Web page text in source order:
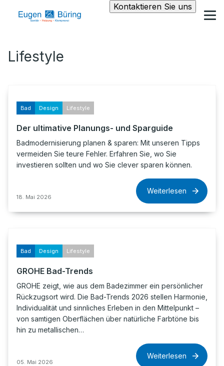
Kontaktieren Sie uns
Lifestyle
Bad Design Lifestyle
Der ultimative Planungs- und Sparguide
Badmodernisierung planen & sparen: Mit unseren Tipps
vermeiden Sie teure Fehler. Erfahren Sie, wo Sie
investieren sollten und wo Sie clever sparen können.
18. Mai 2026
Weiterlesen
Bad Design Lifestyle
GROHE Bad-Trends
GROHE zeigt, wie aus dem Badezimmer ein persönlicher
Rückzugsort wird. Die Bad-Trends 2026 stellen Harmonie,
Individualität und sinnliches Erleben in den Mittelpunkt –
von samtigen Oberflächen über natürliche Farbtöne bis
hin zu metallischen…
05. Mai 2026
Weiterlesen